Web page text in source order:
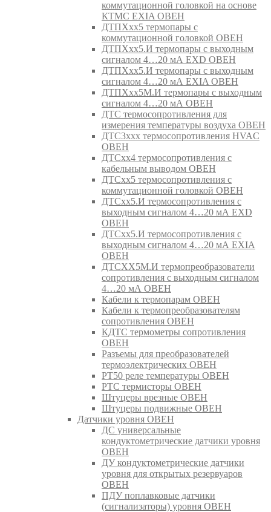
коммутационной головкой на основе
КТМС EXIA ОВЕН
ДТПХхх5 термопары с
коммутационной головкой ОВЕН
ДТПХхх5.И термопары с выходным
сигналом 4…20 мА EXD ОВЕН
ДТПХхх5.И термопары с выходным
сигналом 4…20 мА EXIA ОВЕН
ДТПХхх5М.И термопары с выходным
сигналом 4…20 мА ОВЕН
ДТС термосопротивления для
измерения температуры воздуха ОВЕН
ДТС3ххх термосопротивления HVAC
ОВЕН
ДТСхх4 термосопротивления с
кабельным выводом ОВЕН
ДТСхх5 термосопротивления с
коммутационной головкой ОВЕН
ДТСхх5.И термосопротивления с
выходным сигналом 4…20 мА EXD
ОВЕН
ДТСхх5.И термосопротивления с
выходным сигналом 4…20 мА EXIA
ОВЕН
ДТСХХ5М.И термопреобразователи
сопротивления с выходным сигналом
4…20 мА ОВЕН
Кабели к термопарам ОВЕН
Кабели к термопреобразователям
сопротивления ОВЕН
КДТС термометры сопротивления
ОВЕН
Разъемы для преобразователей
термоэлектрических ОВЕН
РТ50 реле температуры ОВЕН
РТС термисторы ОВЕН
Штуцеры врезные ОВЕН
Штуцеры подвижные ОВЕН
Датчики уровня ОВЕН
ДС универсальные
кондуктометрические датчики уровня
ОВЕН
ДУ кондуктометрические датчики
уровня для открытых резервуаров
ОВЕН
ПДУ поплавковые датчики
(сигнализаторы) уровня ОВЕН